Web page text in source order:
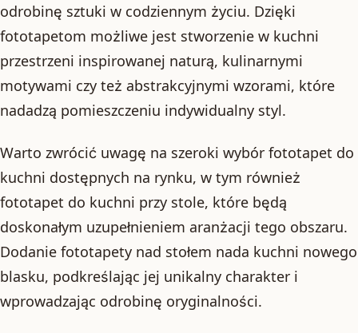
odrobinę sztuki w codziennym życiu. Dzięki
fototapetom możliwe jest stworzenie w kuchni
przestrzeni inspirowanej naturą, kulinarnymi
motywami czy też abstrakcyjnymi wzorami, które
nadadzą pomieszczeniu indywidualny styl.
Warto zwrócić uwagę na szeroki wybór fototapet do
kuchni dostępnych na rynku, w tym również
fototapet do kuchni przy stole, które będą
doskonałym uzupełnieniem aranżacji tego obszaru.
Dodanie fototapety nad stołem nada kuchni nowego
blasku, podkreślając jej unikalny charakter i
wprowadzając odrobinę oryginalności.